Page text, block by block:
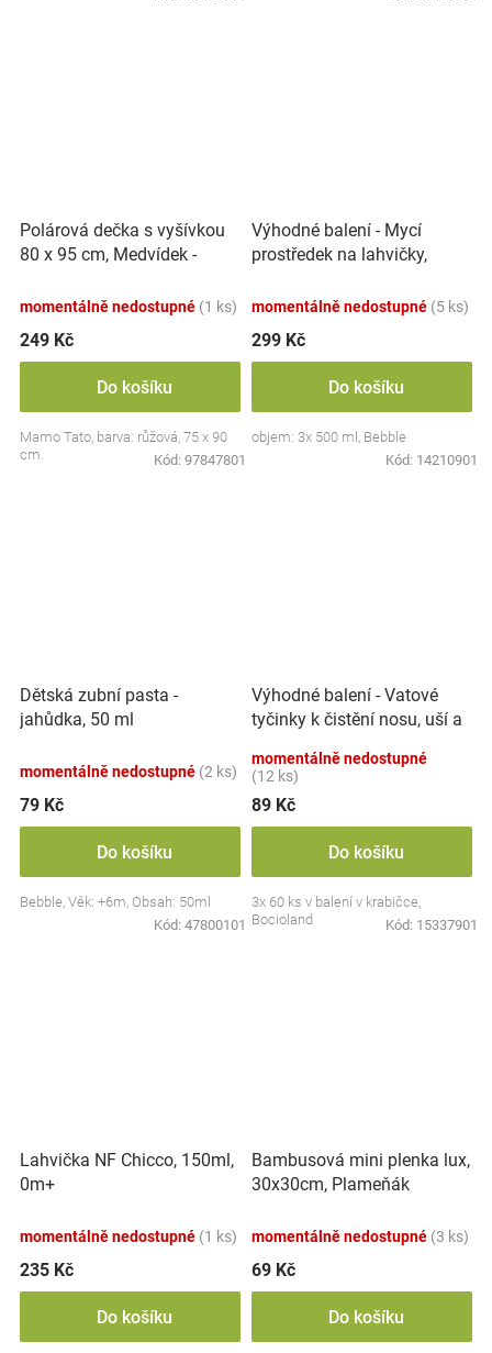
Polárová dečka s vyšívkou
80 x 95 cm, Medvídek -
momentálně nedostupné (1 ks)
249 Kč
Do košíku
Mamo Tato, barva: růžová, 75 x 90
cm.
Kód: 97847801
Výhodné balení - Mycí
prostředek na lahvičky,
momentálně nedostupné (5 ks)
299 Kč
Do košíku
objem: 3x 500 ml, Bebble
Kód: 14210901
Dětská zubní pasta -
jahůdka, 50 ml
momentálně nedostupné (2 ks)
79 Kč
Do košíku
Bebble, Věk: +6m, Obsah: 50ml
Kód: 47800101
Výhodné balení - Vatové
tyčinky k čistění nosu, uší a
momentálně nedostupné
(12 ks)
89 Kč
Do košíku
3x 60 ks v balení v krabičce,
Bocioland
Kód: 15337901
Lahvička NF Chicco, 150ml,
0m+
momentálně nedostupné (1 ks)
235 Kč
Do košíku
Bambusová mini plenka lux,
30x30cm, Plameňák
momentálně nedostupné (3 ks)
69 Kč
Do košíku